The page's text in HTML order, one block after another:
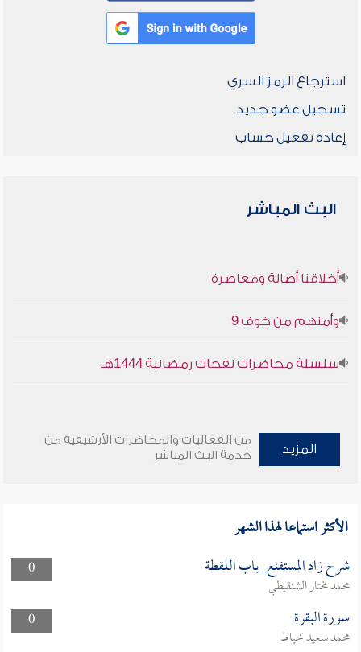
استرجاع الرمز السري
تسجيل عضو جديد
إعادة تفعيل حساب
البث المباشر
أخلاقنا أصالة ومعاصرة
وأمنهم من خوف 9
سلسلة محاضرات نفحات رمضانية 1444هـ
المزيد
من الفعاليات والمحاضرات الأرشيفية من
خدمة البث المباشر
الأكثر استماعا لهذا الشهر
0 شرح زاد المستقنع_باب اللقطة
محمد مختار الشنقيطي
0
سورة البقرة
محمد سعيد خياط